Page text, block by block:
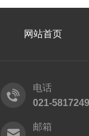
网站首页
电话
021-
邮箱